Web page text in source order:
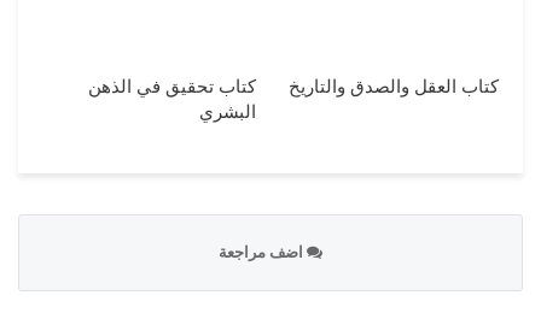
كتاب العقل والصدق والتاريخ
كتاب تحقيق في الذهن
البشري
اضف مراجعة